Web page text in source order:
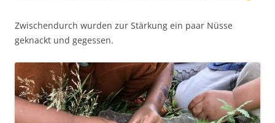
Zwischendurch wurden zur Stärkung ein paar Nüsse
geknackt und gegessen.